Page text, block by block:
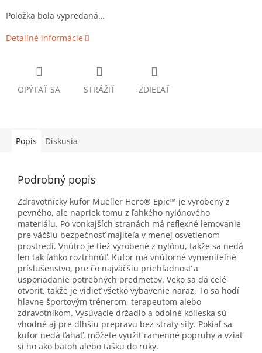
Položka bola vypredaná…
Detailné informácie
OPÝTAŤ SA STRÁŽIŤ ZDIEĽAŤ
Popis Diskusia
Podrobný popis
Zdravotnícky kufor Mueller Hero® Epic™ je vyrobený z
pevného, ale napriek tomu z ľahkého nylónového
materiálu. Po vonkajších stranách má reflexné lemovanie
pre väčšiu bezpečnosť majiteľa v menej osvetlenom
prostredí. Vnútro je tiež vyrobené z nylónu, takže sa nedá
len tak ľahko roztrhnúť. Kufor má vnútorné vymeniteľné
príslušenstvo, pre čo najväčšiu priehľadnosť a
usporiadanie potrebných predmetov. Veko sa dá celé
otvoriť, takže je vidieť všetko vybavenie naraz. To sa hodí
hlavne športovým trénerom, terapeutom alebo
zdravotníkom. Vysúvacie držadlo a odolné kolieska sú
vhodné aj pre dlhšiu prepravu bez straty sily. Pokiaľ sa
kufor nedá ťahať, môžete využiť ramenné popruhy a vziať
si ho ako batoh alebo tašku do ruky.